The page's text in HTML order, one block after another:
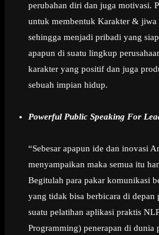
perubahan diri dan juga motivasi.
untuk membentuk Karakter &
sehingga menjadi pribadi yang
apapun di suatu lingkup
karakter yang positif dan juga
sebuah impian hidup.
Powerful Public Speaking For
“Sebesar apapun ide dan inovasi
menyampaikan maka semua itu
Begitulah para pakar komunikasi
yang tidak bisa berbicara di
suatu pelatihan aplikasi praktis
Programming) penerapan di dunia